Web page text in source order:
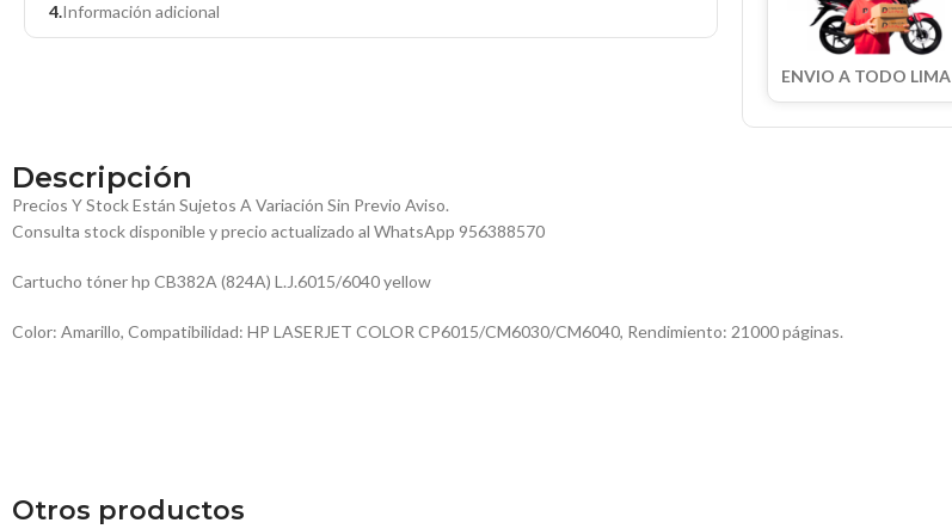
Información adicional
ENVIO A TODO LIMA
Descripción
Precios Y Stock Están Sujetos A Variación Sin Previo Aviso.
Consulta stock disponible y precio actualizado al WhatsApp 956388570
Cartucho tóner hp CB382A (824A) L.J.6015/6040 yellow
Color: Amarillo, Compatibilidad: HP LASERJET COLOR CP6015/CM6030/CM6040, Rendimiento: 21000 páginas.
Otros productos